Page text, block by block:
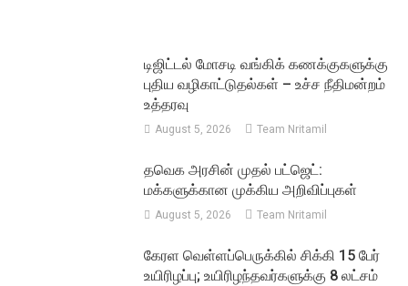
டிஜிட்டல் மோசடி வங்கிக் கணக்குகளுக்கு
புதிய வழிகாட்டுதல்கள் – உச்ச நீதிமன்றம்
உத்தரவு
August 5, 2026 Team Nritamil
தவெக அரசின் முதல் பட்ஜெட்:
மக்களுக்கான முக்கிய அறிவிப்புகள்
August 5, 2026 Team Nritamil
கேரள வெள்ளப்பெருக்கில் சிக்கி 15 பேர்
உயிரிழப்பு; உயிரிழந்தவர்களுக்கு 8 லட்சம்